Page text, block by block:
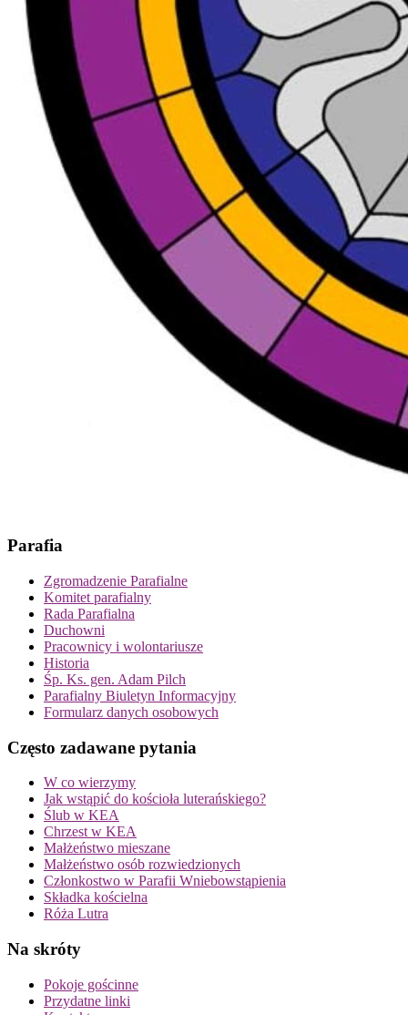
Parafia
Zgromadzenie Parafialne
Komitet parafialny
Rada Parafialna
Duchowni
Pracownicy i wolontariusze
Historia
Śp. Ks. gen. Adam Pilch
Parafialny Biuletyn Informacyjny
Formularz danych osobowych
Często zadawane pytania
W co wierzymy
Jak wstąpić do kościoła luterańskiego?
Ślub w KEA
Chrzest w KEA
Małżeństwo mieszane
Małżeństwo osób rozwiedzionych
Członkostwo w Parafii Wniebowstąpienia
Składka kościelna
Róża Lutra
Na skróty
Pokoje gościnne
Przydatne linki